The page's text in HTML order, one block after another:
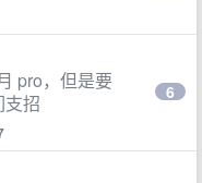
pro，但是要
招
6